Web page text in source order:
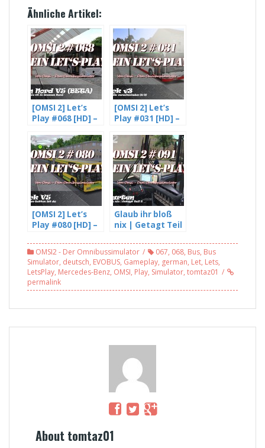
Ähnliche Artikel:
[OMSI 2] Let’s
Play #068 [HD] –
C2 in Bremen
Nord [BETA]
(Generationen
Addon)
[OMSI 2] Let’s
Play #031 [HD] –
verschwinden –
Gladbeck V3 (2/3)
[OMSI 2] Let’s
Play #080 [HD] –
Button ist da |
Gladbeck v5
Glaub ihr bloß
nix | Getagt Teil
OMSI2 - Der Omnibussimulator 067, 068, Bus, Bus
Simulator, deutsch, EVOBUS, Gameplay, german, Let, Lets,
LetsPlay, Mercedes-Benz, OMSI, Play, Simulator, tomtaz01
permalink
About tomtaz01